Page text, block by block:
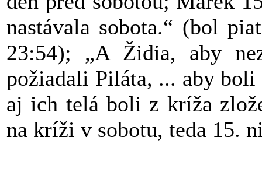
nastávala sobota.“ (bol
23:54); „A Židia, aby
požiadali Piláta, ... aby
aj ich telá boli z kríža
na kríži v sobotu, teda 15.